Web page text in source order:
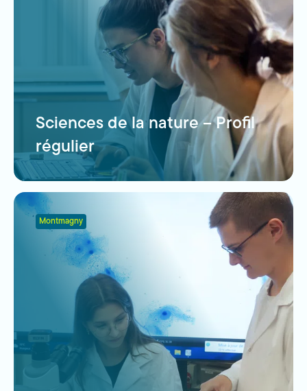
Sciences de la nature – Profil
régulier
Montmagny